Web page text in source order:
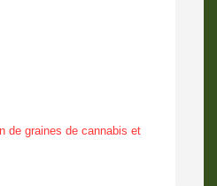
de graines de cannabis et